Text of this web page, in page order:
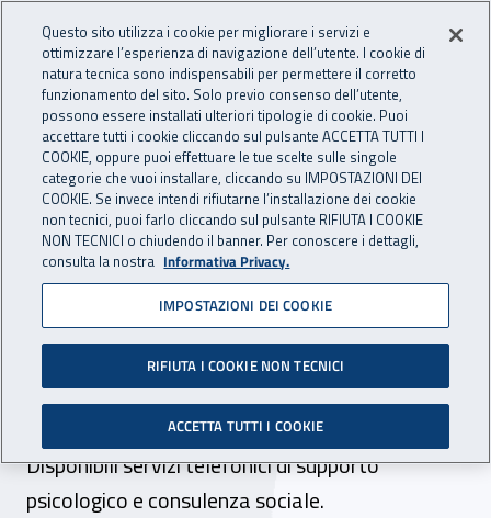
INAIL - Istituto Nazionale
Apri cerca
Navigazione principale
Navigazione - Ti trovi in:
Home Inail comunica Avvisi
Centro protesi Vigorso di
Budrio, Filiale di Roma e
Filiale di Lamezia Terme:
attivo il servizio
psicosociale
Disponibili servizi telefonici di supporto
psicologico e consulenza sociale.
Questo sito utilizza i cookie per migliorare i servizi e
ottimizzare l’esperienza di navigazione dell’utente. I cookie di
natura tecnica sono indispensabili per permettere il corretto
funzionamento del sito. Solo previo consenso dell’utente,
possono essere installati ulteriori tipologie di cookie. Puoi
accettare tutti i cookie cliccando sul pulsante ACCETTA TUTTI I
COOKIE, oppure puoi effettuare le tue scelte sulle singole
categorie che vuoi installare, cliccando su IMPOSTAZIONI DEI
COOKIE. Se invece intendi rifiutarne l’installazione dei cookie
non tecnici, puoi farlo cliccando sul pulsante RIFIUTA I COOKIE
NON TECNICI o chiudendo il banner. Per conoscere i dettagli,
consulta la nostra Informativa Privacy.
IMPOSTAZIONI DEI COOKIE
RIFIUTA I COOKIE NON TECNICI
ACCETTA TUTTI I COOKIE